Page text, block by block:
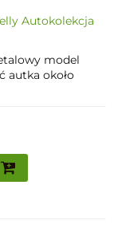
Autokolekcja
model
autka około